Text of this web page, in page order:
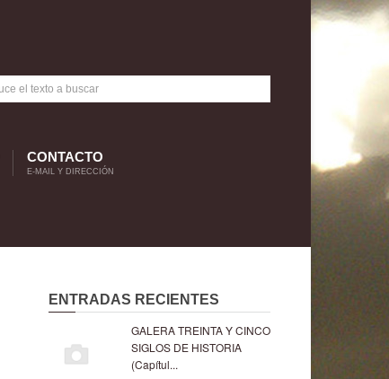
CONTACTO
E-MAIL Y DIRECCIÓN
ENTRADAS RECIENTES
GALERA TREINTA Y CINCO
SIGLOS DE HISTORIA
(Capítul...